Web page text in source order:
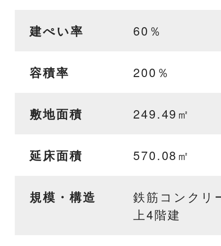
建ぺい率 60％
容積率 200％
敷地面積 249.49㎡
延床面積 570.08㎡
規模・構造
鉄筋コンク
上4階建